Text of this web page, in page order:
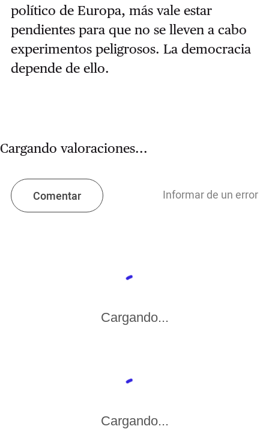
político de Europa, más vale estar
pendientes para que no se lleven a cabo
experimentos peligrosos. La democracia
depende de ello.
Cargando valoraciones...
Comentar Informar de un error
Cargando...
Cargando...